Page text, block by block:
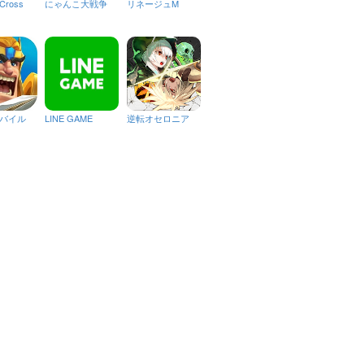
にゃんこ大戦争 リネージュM
イル LINE GAME 逆転オセロニア